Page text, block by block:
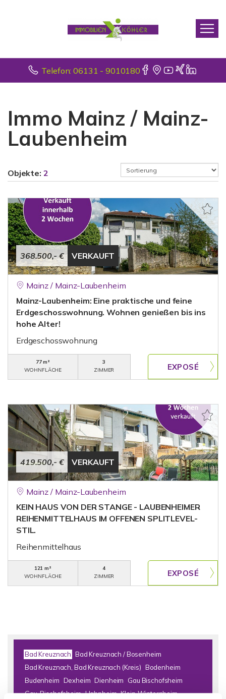
Telefon: 06131 - 9010180
Immo Mainz / Mainz-
Laubenheim
Objekte: 2
368.500,- € VERKAUFT
Mainz / Mainz-Laubenheim
Mainz-Laubenheim: Eine praktische und feine
Erdgeschosswohnung. Wohnen genießen bis ins
hohe Alter!
Erdgeschosswohnung
77 m²
WOHNFLÄCHE
3
ZIMMER
419.500,- € VERKAUFT
Mainz / Mainz-Laubenheim
KEIN HAUS VON DER STANGE - LAUBENHEIMER
REIHENMITTELHAUS IM OFFENEN SPLITLEVEL-
STIL.
Reihenmittelhaus
121 m²
WOHNFLÄCHE
4
ZIMMER
Bad Kreuznach Bad Kreuznach / Bosenheim
Bad Kreuznach, Bad Kreuznach (Kreis) Bodenheim
Budenheim Dexheim Dienheim
Gau Bischofsheim
Gau-Bischofsheim Hahnheim Klein-Winternheim